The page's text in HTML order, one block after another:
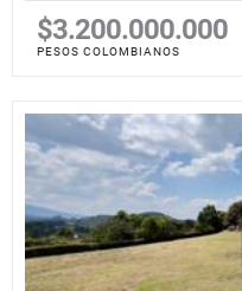
$3.200.000.000
PESOS COLOMBIANOS